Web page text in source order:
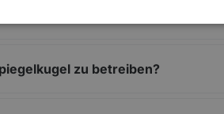
Spiegelkugel ideal?
zu betreiben?